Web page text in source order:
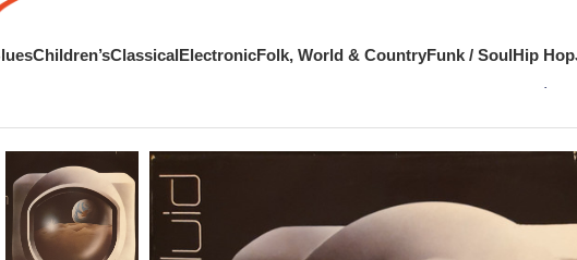
Children’sClassicalElectronicFolk, World & CountryFunk / SoulHip Hop